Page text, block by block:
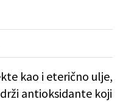
kao i eterično ulje,
antioksidante koji